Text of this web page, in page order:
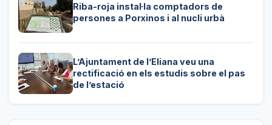
Riba-roja instal·la comptadors de
persones a Porxinos i al nucli urbà
L’Ajuntament de l’Eliana veu una
rectificació en els estudis sobre el pas
de l’estació